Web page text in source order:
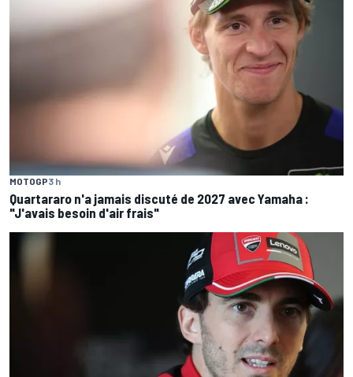
MOTOGP3 h
Quartararo n'a jamais discuté de 2027 avec Yamaha :
"J'avais besoin d'air frais"